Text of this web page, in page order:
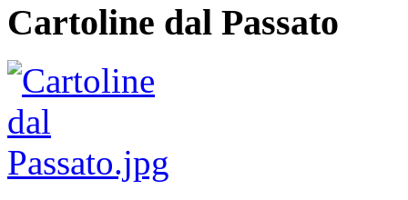
Cartoline dal Passato